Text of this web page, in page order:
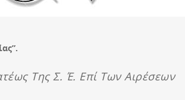
Της Σ. Έ. Επί Των Αιρέσεων